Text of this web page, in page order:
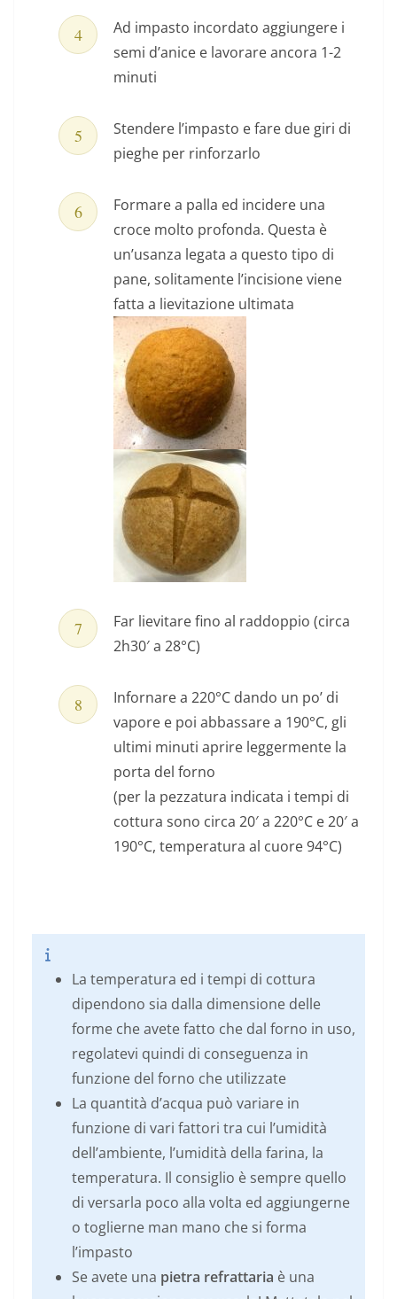
Ad impasto incordato aggiungere i
semi d’anice e lavorare ancora 1-2
minuti
Stendere l’impasto e fare due giri di
pieghe per rinforzarlo
Formare a palla ed incidere una
croce molto profonda. Questa è
un’usanza legata a questo tipo di
pane, solitamente l’incisione viene
fatta a lievitazione ultimata
Far lievitare fino al raddoppio (circa
2h30′ a 28°C)
Infornare a 220°C dando un po’ di
vapore e poi abbassare a 190°C, gli
ultimi minuti aprire leggermente la
porta del forno
(per la pezzatura indicata i tempi di
cottura sono circa 20′ a 220°C e 20′ a
190°C, temperatura al cuore 94°C)
La temperatura ed i tempi di cottura
dipendono sia dalla dimensione delle
forme che avete fatto che dal forno in uso,
regolatevi quindi di conseguenza in
funzione del forno che utilizzate
La quantità d’acqua può variare in
funzione di vari fattori tra cui l’umidità
dell’ambiente, l’umidità della farina, la
temperatura. Il consiglio è sempre quello
di versarla poco alla volta ed aggiungerne
o toglierne man mano che si forma
l’impasto
Se avete una pietra refrattaria è una